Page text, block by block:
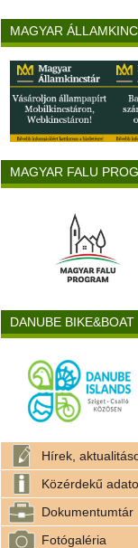
MAGYAR
MAGYAR FALU
DANUBE BIKE&BOAT
Hírek,
Közérdekű
Dokumentumtár
Fotógaléria